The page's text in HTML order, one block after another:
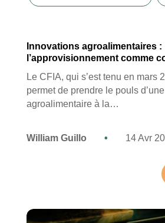
Innovations agroalimentaires :
l’approvisionnement comme
Le CFIA, qui s’est tenu en mars
permet de prendre le pouls
agroalimentaire à la…
William Guillo • 14 Avr